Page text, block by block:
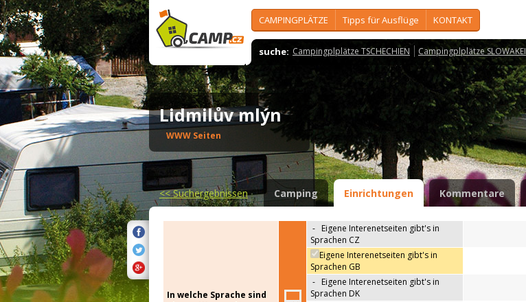
CAMPINGPLÄTZE Tipps für Ausflüge KONTAKT
suche: Campingplplätze TSCHECHIEN Campingplplätze SLOWAKEI
Lidmilův mlýn
WWW Seiten
<<Suchergebnissen Camping Einrichtungen Kommentare
In welche Sprache sind
- Eigene Interenetseiten gibt's in
Sprachen CZ
Eigene Interenetseiten gibt's in
Sprachen GB
- Eigene Interenetseiten gibt's in
Sprachen DK